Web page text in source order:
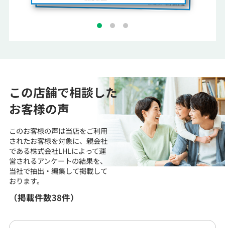
この店舗で相談した
お客様の声
このお客様の声は当店をご利用
されたお客様を対象に、 親会社
である株式会社LHLによって運
営されるアンケートの結果を、
当社で抽出・編集して掲載して
おります。
（掲載件数38件）